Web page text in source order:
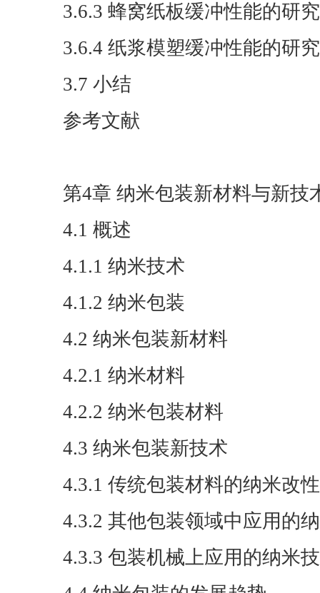
3.6.3 蜂窝纸板缓冲性能的研究
3.6.4 纸浆模塑缓冲性能的研究
3.7 小结
参考文献
第4章 纳米包装新材料与新技
4.1 概述
4.1.1 纳米技术
4.1.2 纳米包装
4.2 纳米包装新材料
4.2.1 纳米材料
4.2.2 纳米包装材料
4.3 纳米包装新技术
4.3.1 传统包装材料的纳米改
4.3.2 其他包装领域中应用的
4.3.3 包装机械上应用的纳米